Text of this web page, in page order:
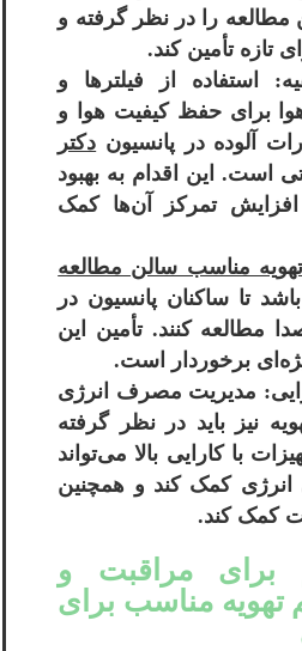
مطالعه را در نظر گرفته و
تازه تأمین کند.
استفاده از فیلترها و
برای حفظ کیفیت هوا و
آلوده در پانسیون دکتر
است. این اقدام به بهبود
تمرکز آن‌ها کمک
تهویه مناسب سالن مطالعه
تا ساکنان پانسیون در
مطالعه کنند. تأمین این
برخوردار است.
مدیریت مصرف انرژی
نیز باید در نظر گرفته
با کارایی بالا می‌تواند
انرژی کمک کند و همچنین
کمک کند.
برای مراقبت و
تهویه مناسب برای